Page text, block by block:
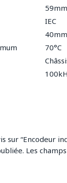
59mm
IEC
40mm
70°C
sur “Encodeur
Les